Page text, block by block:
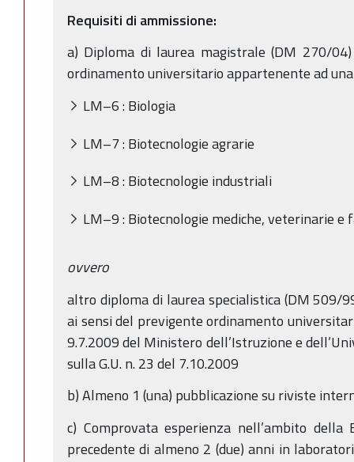
Requisiti di ammissione:
a) Diploma di laurea magistrale (DM 270/
ordinamento universitario appartenente ad
LM–6 : Biologia
LM–7 : Biotecnologie agrarie
LM–8 : Biotecnologie industriali
LM–9 : Biotecnologie mediche, veterinarie e
ovvero
altro diploma di laurea specialistica (DM 509/
ai sensi del previgente ordinamento
9.7.2009 del Ministero dell’Istruzione e
sulla G.U. n. 23 del 7.10.2009
b) Almeno 1 (una) pubblicazione su riviste
c) Comprovata esperienza nell’ambito
precedente di almeno 2 (due) anni in